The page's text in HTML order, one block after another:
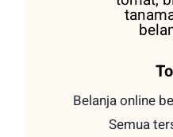
Belanja online
Semua